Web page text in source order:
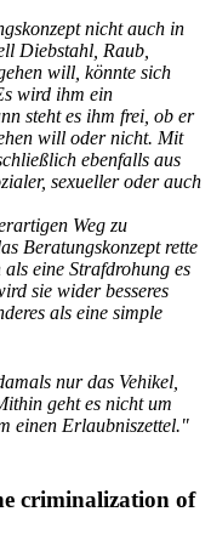
nicht auch in
Diebstahl, Raub,
will, könnte sich
wird ihm ein
steht es ihm frei, ob er
will oder nicht. Mit
ebenfalls aus
sexueller oder auch
Weg zu
Beratungskonzept rette
eine Strafdrohung es
sie wider besseres
als eine simple
nur das Vehikel,
geht es nicht um
einen Erlaubniszettel."
criminalization of